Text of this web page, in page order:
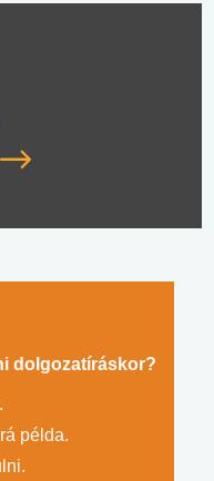
dolgozatíráskor?
példa.